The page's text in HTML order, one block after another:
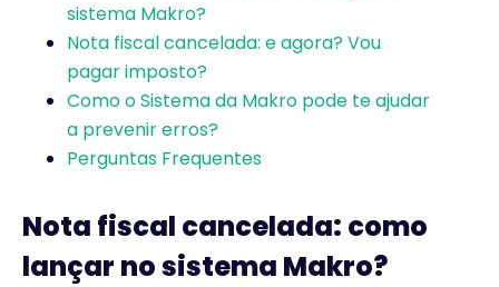
sistema Makro?
Nota fiscal cancelada: e agora? Vou
pagar imposto?
Como o Sistema da Makro pode te ajudar
a prevenir erros?
Perguntas Frequentes
Nota fiscal cancelada: como
lançar no sistema Makro?